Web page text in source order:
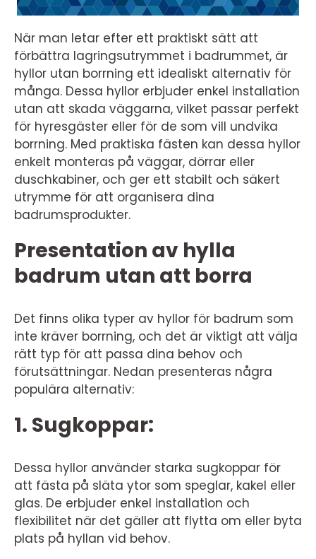
När man letar efter ett praktiskt sätt att
förbättra lagringsutrymmet i badrummet, är
hyllor utan borrning ett idealiskt alternativ för
många. Dessa hyllor erbjuder enkel installation
utan att skada väggarna, vilket passar perfekt
för hyresgäster eller för de som vill undvika
borrning. Med praktiska fästen kan dessa hyllor
enkelt monteras på väggar, dörrar eller
duschkabiner, och ger ett stabilt och säkert
utrymme för att organisera dina
badrumsprodukter.
Presentation av hylla
badrum utan att borra
Det finns olika typer av hyllor för badrum som
inte kräver borrning, och det är viktigt att välja
rätt typ för att passa dina behov och
förutsättningar. Nedan presenteras några
populära alternativ:
1. Sugkoppar:
Dessa hyllor använder starka sugkoppar för
att fästa på släta ytor som speglar, kakel eller
glas. De erbjuder enkel installation och
flexibilitet när det gäller att flytta om eller byta
plats på hyllan vid behov.